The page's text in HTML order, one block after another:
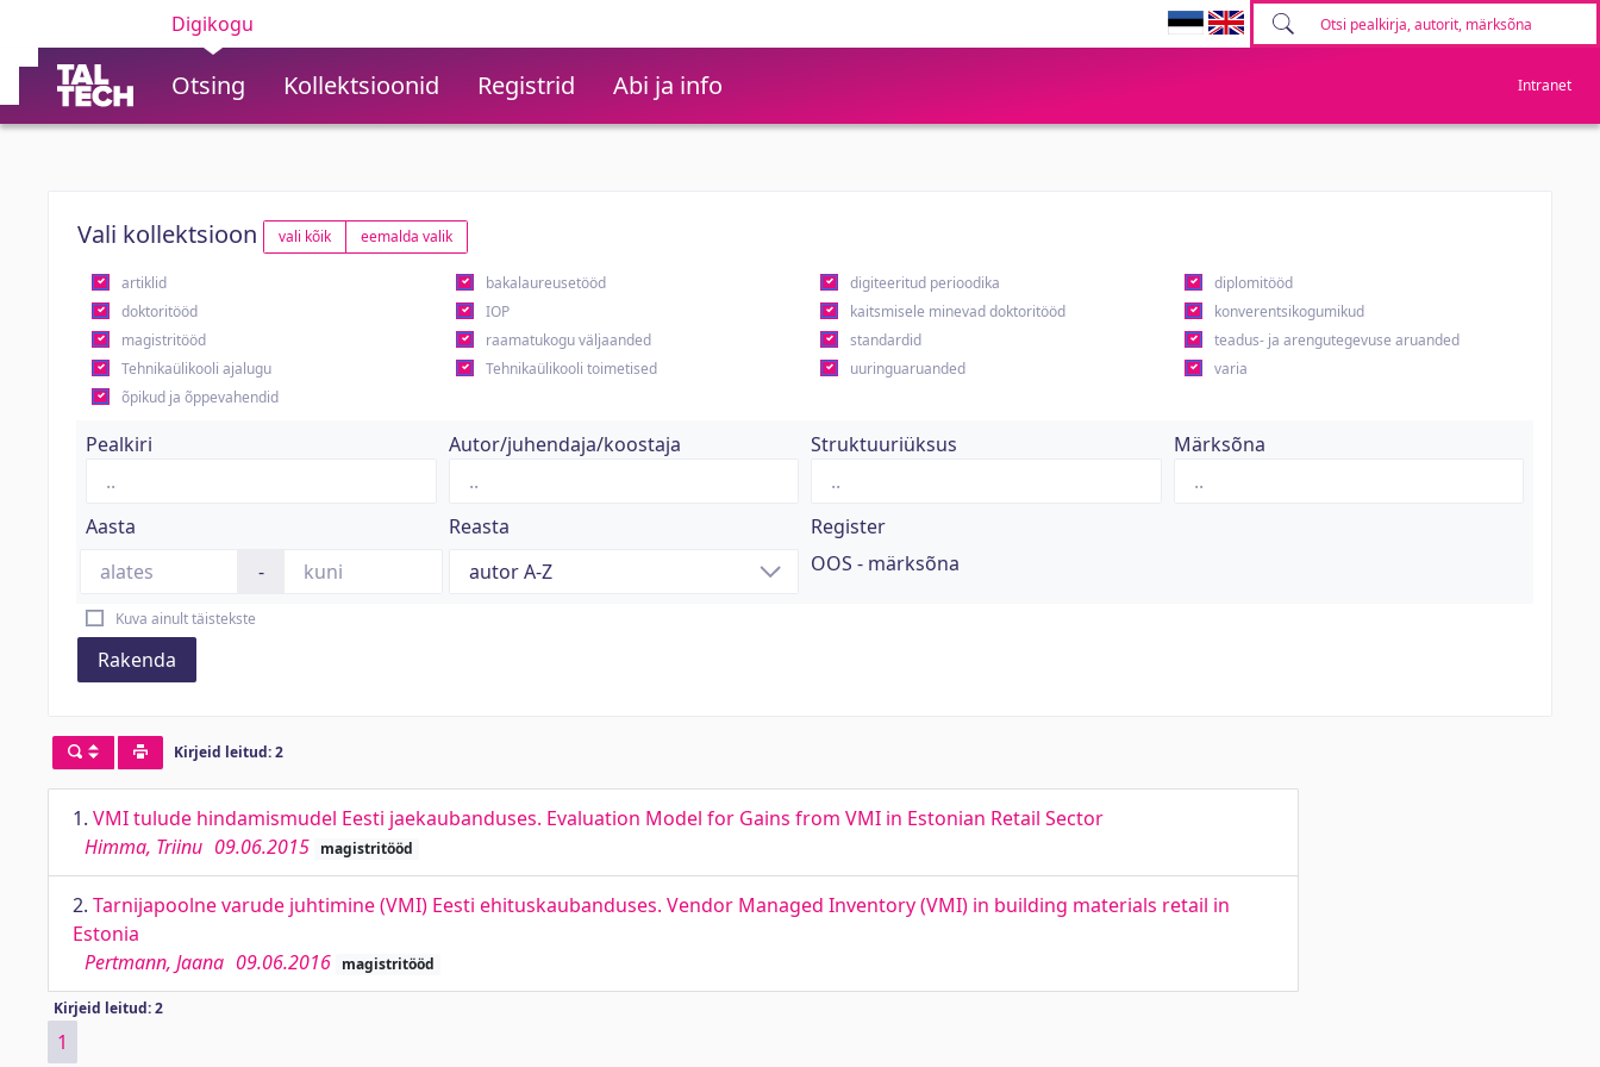
Digikogu
Otsing Kollektsioonid Registrid Abi ja info Intranet
Vali kollektsioon vali kõik eemalda valik
artiklid bakalaureusetööd digiteeritud perioodika
diplomitööd
doktoritööd
IOP kaitsmisele minevad doktoritööd
konverentsikogumikud
magistritööd
raamatukogu väljaanded standardid
teadus- ja arengutegevuse aruanded
Tehnikaülikooli ajalugu
Tehnikaülikooli toimetised uuringuaruanded
varia
õpikud ja õppevahendid
Pealkiri Autor/juhendaja/koostaja Struktuuriüksus Märksõna
Aasta
-
Reasta
Register
OOS - märksõna
Kuva ainult täistekste
Rakenda
Kirjeid leitud: 2
1. VMI tulude hindamismudel Eesti jaekaubanduses. Evaluation Model for Gains from VMI in Estonian Retail Sector
Himma, Triinu 09.06.2015 magistritööd
2. Tarnijapoolne varude juhtimine (VMI) Eesti ehituskaubanduses. Vendor Managed Inventory (VMI) in building materials retail in
Estonia
Pertmann, Jaana 09.06.2016 magistritööd
Kirjeid leitud: 2
1